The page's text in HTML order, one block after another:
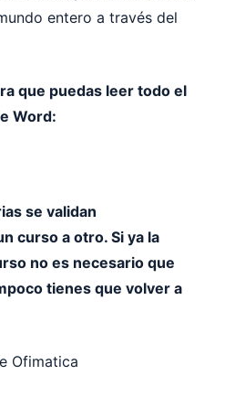
entero a través del
que puedas leer todo el
Word:
se validan
curso a otro. Si ya la
no es necesario que
tienes que volver a
Ofimatica